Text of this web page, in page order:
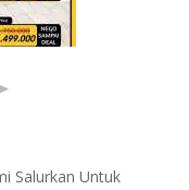
►
Salurkan Untuk